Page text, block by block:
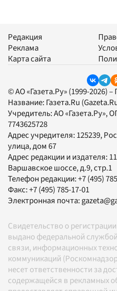
Редакция
Реклама
Карта сайта
© АО «Газета.Ру» (1999-2026)
Название: Газета.Ru
Учредитель:АО «Газета.Ру»,
7743625728
Адрес учредителя: 125239,
улица, дом 67
Адрес редакции и издателя:
Варшавское шоссе, д.9, стр.1
Телефон редакции:+7 (495)
Факс:+7 (495) 785-17-01
Электронная почта:
Свидетельство о
выдано федеральной
связи, информационных
коммуникаций
несет ответственности за
содержащейся в рекламных